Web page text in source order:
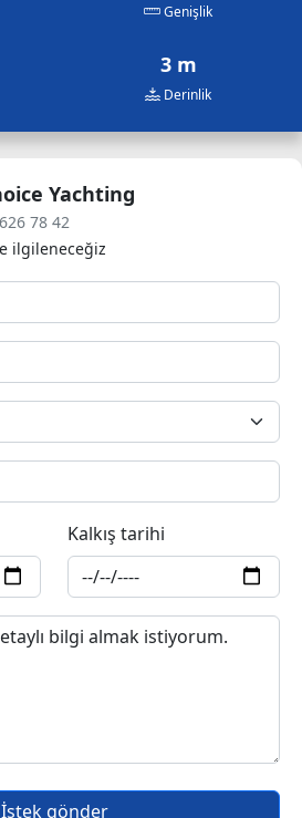
Genişlik
3 m
Derinlik
Yachting
78 42
ilgileneceğiz
Kalkış tarihi
İstek gönder